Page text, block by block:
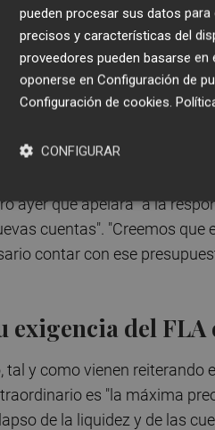
deberá encontrar una
tras la Dana.
apoyar las cuentas para,
la dimisión de
y este mismo
del PP en ese sentido,
ayer que apelará "a la
cuentas". "Creemos
contar con ese
exigencia del
y como vienen reiterando
es "la máxima
de la liquidez y de las
pueden procesar sus datos
precisos y características del
proveedores pueden basarse
oponerse en Configuración de
Configuración de cookies.
CONFIGURAR